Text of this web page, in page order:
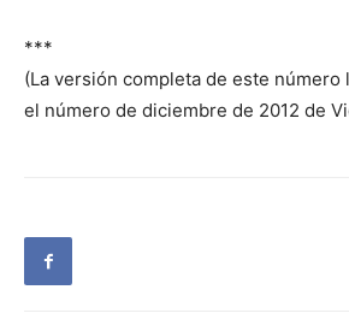
***
(La versión completa de este número
el número de diciembre de 2012 de